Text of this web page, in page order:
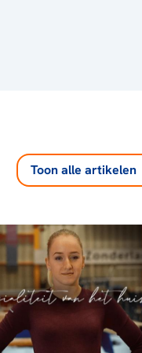
Toon alle artikelen